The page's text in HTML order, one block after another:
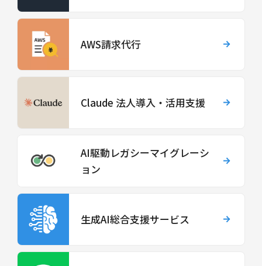
AWS請求代行
Claude 法人導入・活用支援
AI駆動レガシーマイグレーシ
ョン
生成AI総合支援サービス